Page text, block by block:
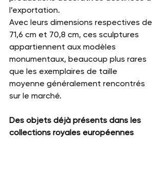
l’exportation.
Avec leurs dimensions respectives de
71,6 cm et 70,8 cm, ces sculptures
appartiennent aux modèles
monumentaux, beaucoup plus rares
que les exemplaires de taille
moyenne généralement rencontrés
sur le marché.
Des objets déjà présents dans les
collections royales européennes